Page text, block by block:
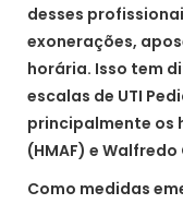
desses
exonerações,
horária. Isso tem
escalas de UTI
principalmente os
(HMAF) e Walfredo
Como medidas